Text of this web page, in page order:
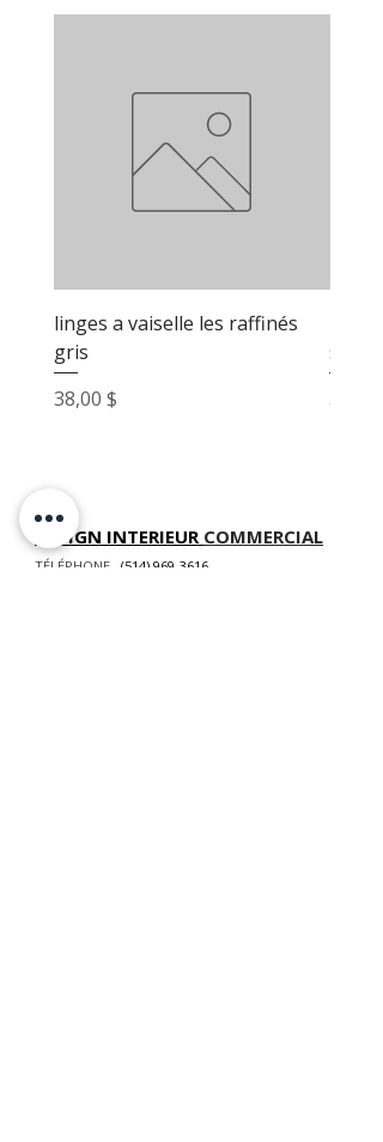
linges a vaiselle les raffinés
gris
Prix
38,00 $
sable
Prix
38,00 $
DESIGN INTERIEUR COMMERCIAL
TÉLÉPHONE (514) 969-3616